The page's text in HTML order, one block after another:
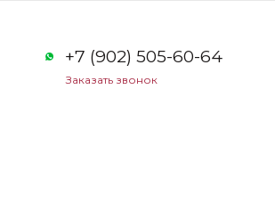
+7 (902) 505-60-64
Заказать звонок